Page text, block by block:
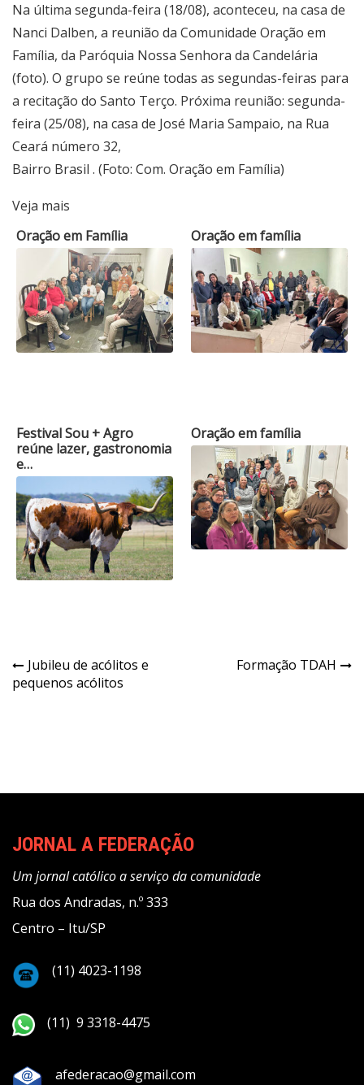
Na última segunda-feira (18/08), aconteceu, na casa de
Nanci Dalben, a reunião da Comunidade Oração em
Família, da Paróquia Nossa Senhora da Candelária
(foto). O grupo se reúne todas as segundas-feiras para
a recitação do Santo Terço. Próxima reunião: segunda-
feira (25/08), na casa de José Maria Sampaio, na Rua
Ceará número 32,
Bairro Brasil . (Foto: Com. Oração em Família)
Veja mais
Oração em Família
Oração em família
Festival Sou + Agro
reúne lazer, gastronomia
e…
Oração em família
Navegação
de
Jubileu de acólitos e
pequenos acólitos
Formação TDAH
JORNAL A FEDERAÇÃO
Um jornal católico a serviço da comunidade
Rua dos Andradas, n.º 333
Centro – Itu/SP
(11) 4023-1198
(11) 9 3318-4475
afederacao@gmail.com